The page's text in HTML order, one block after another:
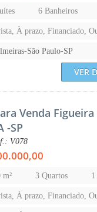
6 Banheiros
À prazo, Financiado,
São Paulo-SP
VER
Venda Figueira
-SP
V078
m² 3 Quartos
À prazo, Financiado,